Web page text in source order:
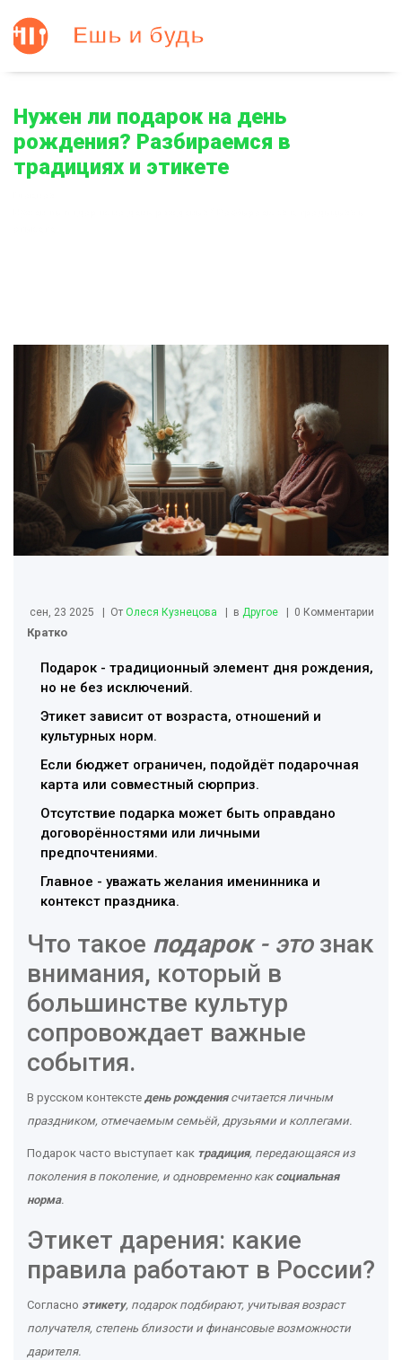
Нужен ли подарок на день
рождения? Разбираемся в
традициях и этикете
сен, 23 2025 От Олеся Кузнецова в Другое 0 Комментарии
Кратко
Подарок - традиционный элемент дня рождения,
но не без исключений.
Этикет зависит от возраста, отношений и
культурных норм.
Если бюджет ограничен, подойдёт подарочная
карта или совместный сюрприз.
Отсутствие подарка может быть оправдано
договорённостями или личными
предпочтениями.
Главное - уважать желания именинника и
контекст праздника.
Что такое подарок- этознак
внимания, который в
большинстве культур
сопровождает важные
события.
В русском контексте день рождениясчитается личным
праздником, отмечаемым семьёй, друзьями и коллегами.
Подарок часто выступает как традиция, передающаяся из
поколения в поколение, и одновременно как социальная
норма.
Этикет дарения: какие
правила работают в России?
Согласно этикету, подарок подбирают, учитывая возраст
получателя, степень близости и финансовые возможности
дарителя.